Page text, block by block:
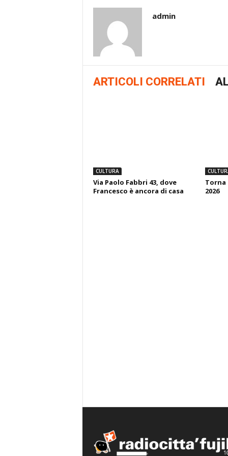
admin
ARTICOLI CORRELATI
CULTURA
Via Paolo Fabbri 43, dove
Francesco è ancora di casa
Torna
2026